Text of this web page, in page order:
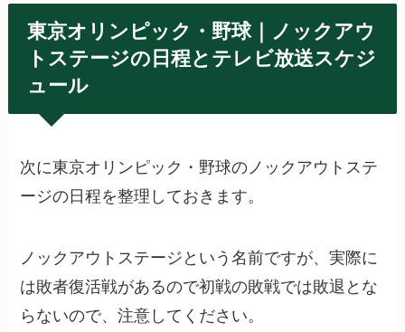
東京オリンピック・野球｜ノックアウ
トステージの日程とテレビ放送スケジ
ュール
次に東京オリンピック・野球のノックアウトステ
ージの日程を整理しておきます。
ノックアウトステージという名前ですが、実際に
は敗者復活戦があるので初戦の敗戦では敗退とな
らないので、注意してください。